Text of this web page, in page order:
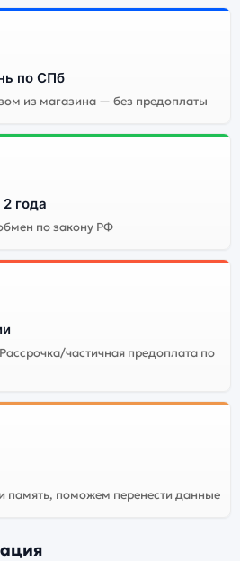
7 16Gb/512Gb Blue (Синий).
глобальной версию — она
и поддерживает все
может стоить дешевле,
не гарантируется.
по СПб
из магазина — без предоплаты
года
по закону РФ
частичная предоплата по
память, поможем перенести данные